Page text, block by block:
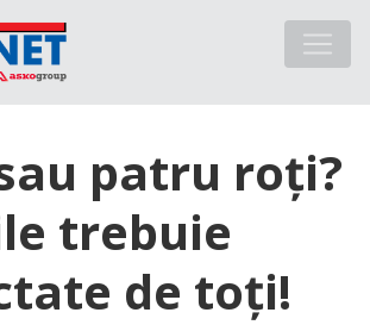
patru roți?
trebuie
de toți!